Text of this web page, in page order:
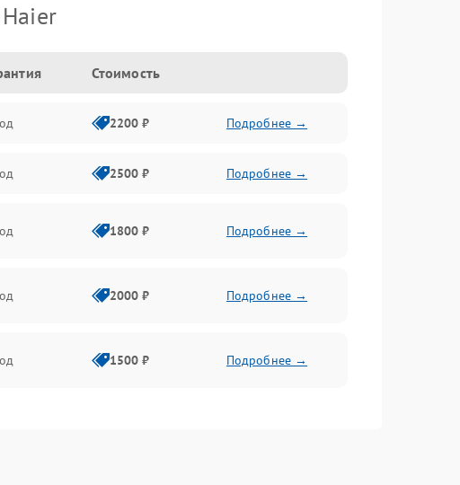
Стоимость
2200 ₽ Подробнее →
2500 ₽ Подробнее →
1800 ₽ Подробнее →
2000 ₽ Подробнее →
1500 ₽ Подробнее →